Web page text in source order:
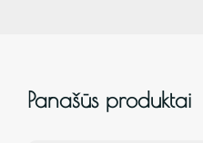
Panašūs produktai